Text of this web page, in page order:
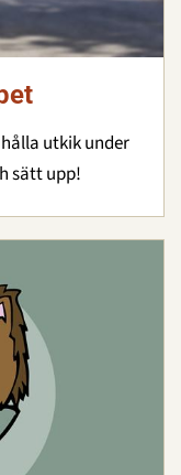
utkik under
sätt upp!